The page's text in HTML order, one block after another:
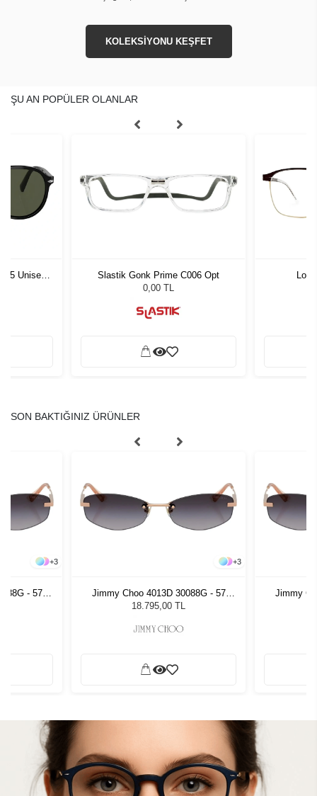
KOLEKSİYONU KEŞFET
ŞU AN POPÜLER OLANLAR
55 Unisex
Slastik Gonk Prime C006 Opt
0,00 TL
Lool
SON BAKTIĞINIZ ÜRÜNLER
+3
- 57
+3
Jimmy Choo 4013D 30088G - 57
Kadın Güneş Gözlüğü
18.795,00 TL
Jimmy